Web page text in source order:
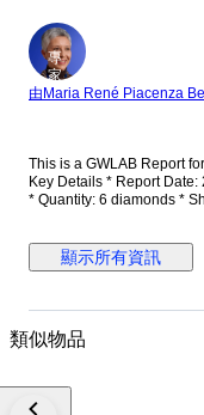
專
家
由Maria René Piacenza
This is a GWLAB Report
Key Details * Report
* Quantity: 6 diamonds *
顯示所有資訊
類似物品